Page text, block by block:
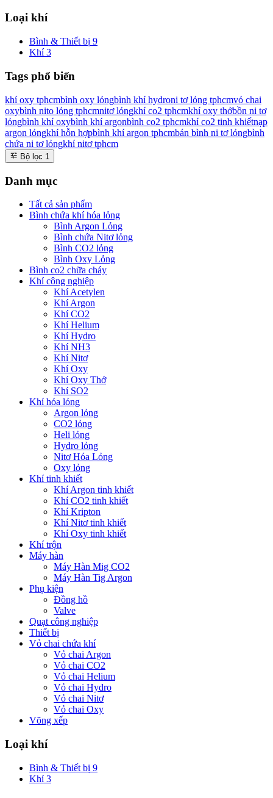
Loại khí
Bình & Thiết bị 9
Khí 3
Tags phổ biến
khí oxy tphcmbình oxy lỏngbình khí hydroni tơ lỏng tphcmvỏ chai
oxybình nito lỏng tphcmnitơ lỏngkhí co2 tphcmkhí oxy thởbồn ni tơ
lỏngbình khí oxybình khí argonbình co2 tphcmkhí co2 tinh khiếtnạp
argon lỏngkhí hỗn hợpbình khí argon tphcmbán bình ni tơ lỏngbình
chứa ni tơ lỏngkhí nitơ tphcm
Bộ lọc 1
Danh mục
Tất cả sản phẩm
Bình chứa khí hóa lỏng
Bình Argon Lỏng
Bình chứa Nitơ lỏng
Bình CO2 lỏng
Bình Oxy Lỏng
Bình co2 chữa cháy
Khí công nghiệp
Khí Acetylen
Khí Argon
Khí CO2
Khí Helium
Khí Hydro
Khí NH3
Khí Nitơ
Khí Oxy
Khí Oxy Thở
Khí SO2
Khí hóa lỏng
Argon lỏng
CO2 lỏng
Heli lỏng
Hydro lỏng
Nitơ Hóa Lỏng
Oxy lỏng
Khí tinh khiết
Khí Argon tinh khiết
Khí CO2 tinh khiết
Khí Kripton
Khí Nitơ tinh khiết
Khí Oxy tinh khiết
Khí trộn
Máy hàn
Máy Hàn Mig CO2
Máy Hàn Tig Argon
Phụ kiện
Đồng hồ
Valve
Quạt công nghiệp
Thiết bị
Vỏ chai chứa khí
Vỏ chai Argon
Vỏ chai CO2
Vỏ chai Helium
Vỏ chai Hydro
Vỏ chai Nitơ
Vỏ chai Oxy
Võng xếp
Loại khí
Bình & Thiết bị 9
Khí 3